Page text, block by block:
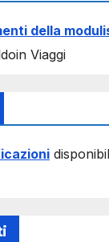
della
Viaggi